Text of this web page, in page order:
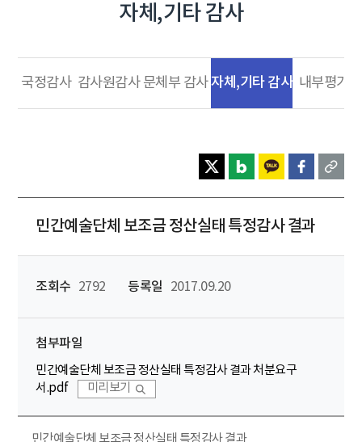
자체,기타 감사
국정감사 감사원감사 문체부 감사자체,기타 감사 내부평가
민간예술단체 보조금 정산실태 특정감사 결과
조회수 2792 등록일 2017.09.20
첨부파일
민간예술단체 보조금 정산실태 특정감사 결과 처분요구
서.pdf
미리보기